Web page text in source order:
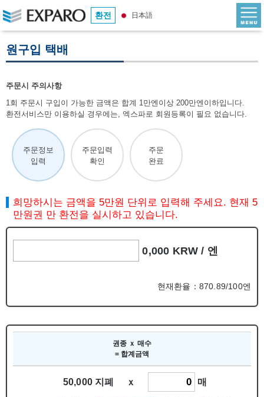
환전 日本語
원구입 택배
주문시 주의사항
1회 주문시 구입이 가능한 금액은 합계 1만엔이상 200만엔이하입니다.
환전서비스만 이용하실 경우에는, 엑스파로 회원등록이 필요 없습니다.
주문정보
입력
주문입력
확인
주문
완료
희망하시는 금액을 5만원 단위로 입력해 주세요. 현재 5
만원권 만 환전을 실시하고 있습니다.
0,000 KRW / 엔
현재환율：870.89/100엔
권종 ｘ 매수
= 합계금액
50,000 지폐 ｘ 매